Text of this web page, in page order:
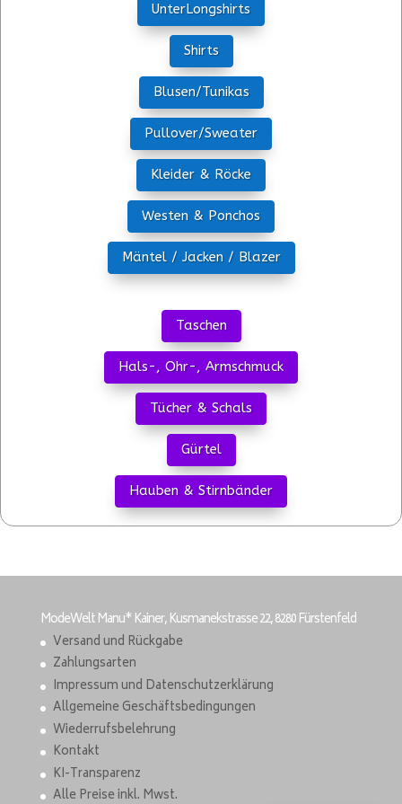
UnterLongshirts
Shirts
Blusen/Tunikas
Pullover/Sweater
Kleider & Röcke
Westen & Ponchos
Mäntel / Jacken / Blazer
Taschen
Hals-, Ohr-, Armschmuck
Tücher & Schals
Gürtel
Hauben & Stirnbänder
ModeWelt Manu* Kainer, Kusmanekstrasse 22, 8280 Fürstenfeld
Versand und Rückgabe
Zahlungsarten
Impressum und Datenschutzerklärung
Allgemeine Geschäftsbedingungen
Wiederrufsbelehrung
Kontakt
KI-Transparenz
Alle Preise inkl. Mwst.